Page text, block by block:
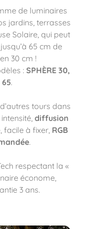
de luminaires
jardins, terrasses
Solaire, qui peut
65 cm de
30 cm !
: SPHÈRE 30,
65.
tours dans
diffusion
facile à fixer, RGB
.
respectant la «
économe,
3 ans.